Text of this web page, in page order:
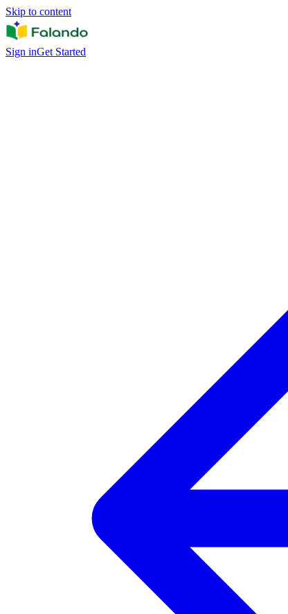
Skip to content
Sign inGet Started